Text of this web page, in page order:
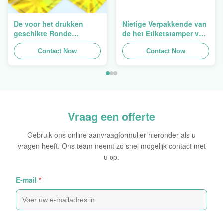
De voor het drukken
geschikte Ronde
Verpakkende
Holografische
Zelfklevende Bladen van
Contact Now
Nietige Verpakkende van
de het Etiketstamper van
de Hologramveiligheid
Duidelijke het
Hologramsticker Logo
Contact Now
Vraag een offerte
Gebruik ons online aanvraagformulier hieronder als u
vragen heeft. Ons team neemt zo snel mogelijk contact met
u op.
E-mail *